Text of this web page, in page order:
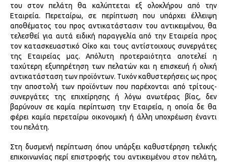
του στον πελάτη θα καλύπτεται εξ ολοκλήρου από την
Εταιρεία. Περεταίρω, σε περίπτωση που υπάρχει έλλειψη
αποθέματος του προς αντικατάστασιν του αντικειμένου, θα
τελεσθεί για αυτά ειδική παραγγελία από την Εταιρεία προς
τον κατασκευαστικό Οίκο και τους αντίστοιχους συνεργάτες
της Εταιρείας μας. Απόλυτη προτεραιότητα αποτελεί η
ταχύτερη εξυπηρέτηση των πελατών και η επισκευή ή ολική
αντικατάσταση των προϊόντων. Τυχόν καθυστερήσεις ως προς
την αποστολή των προϊόντων που παρέχονται από τρίτους-
συνεργάτες της επιχείρησης ή λόγω ανωτέρας βίας, δεν
βαρύνουν σε καμία περίπτωση την Εταιρεία, η οποία δε θα
φέρει καμία περεταίρω οικονομική ή άλλη υποχρέωση έναντι
του πελάτη.
Στη δυσμενή περίπτωση όπου υπάρξει καθυστέρηση τελικής
επικοινωνίας περί επιστροφής του αντικειμένου στον πελάτη,